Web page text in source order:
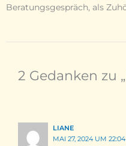
Beratungsgespräch, als
2 Gedanken zu
LIANE
MAI 27, 2024 UM